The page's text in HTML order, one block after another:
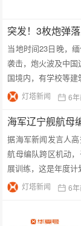
突发！3枚炮弹
当地时间23日晚，
袭击，炮火波及中
国境内，有学校等
灯塔新闻 6
海军辽宁舰航母
据海军新闻发言人
航母编队跨区机动
展训练，这是年度
灯塔新闻 6